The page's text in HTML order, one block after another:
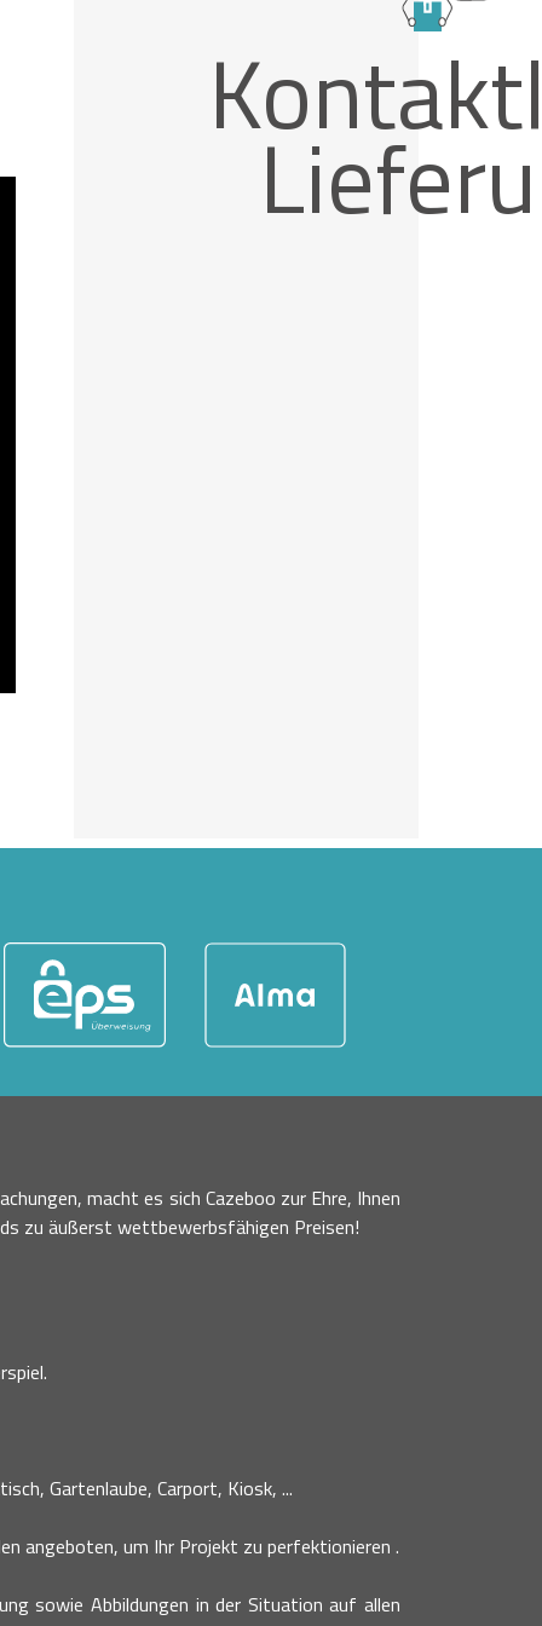
macht es sich Cazeboo zur Ehre, Ihnen
zu äußerst wettbewerbsfähigen Preisen!
Gartenlaube, Carport, Kiosk, ...
angeboten, um Ihr Projekt zu perfektionieren .
sowie Abbildungen in der Situation auf allen